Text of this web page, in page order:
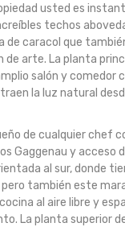
usted es
techos
de caracol que
de arte. La planta
salón y comedor
la luz natural
de cualquier chef
Gaggenau y acceso
al sur, donde
también este
al aire libre y
La planta superior